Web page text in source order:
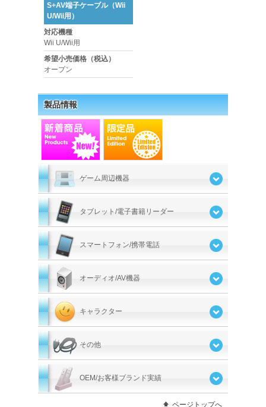
S+AV端子ケーブル（Wii
U/Wii用）
対応機種
Wii U/Wii用
希望小売価格（税込）
オープン
製品情報
ゲーム周辺機器
タブレット/電子書籍リーダー
スマートフォン/携帯電話
オーディオ/AV機器
キャラクター
その他
OEM/お客様ブランド実績
ページトップへ